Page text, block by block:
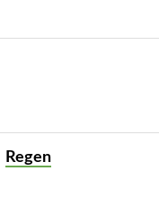
Regen